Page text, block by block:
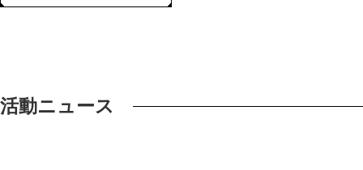
活動ニュース